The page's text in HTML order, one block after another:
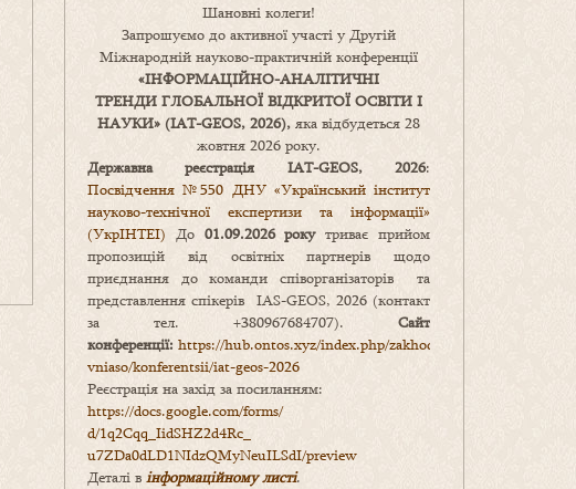
Шановні колеги!
Запрошуємо до активної участі у Другій
Міжнародній науково-практичній конференції
«ІНФОРМАЦІЙНО-АНАЛІТИЧНІ
ТРЕНДИ ГЛОБАЛЬНОЇ ВІДКРИТОЇ ОСВІТИ І
НАУКИ» (IAT-GEOS, 2026), яка відбудеться 28
жовтня 2026 року.
Державна реєстрація IAT-GEOS, 2026:
Посвідчення №550 ДНУ «Український інститут
науково-технічної експертизи та інформації»
(УкрІНТЕІ) До 01.09.2026 рокутриває прийом
пропозицій від освітніх партнерів щодо
приєднання до команди співорганізаторів та
представлення спікерів IAS-GEOS, 2026 (контакт
за тел. +380967684707). Сайт
конференції: https://hub.ontos.xyz/index.php/zakhody-
vniaso/konferentsii/iat-geos-2026
Реєстрація на захід за посиланням:
https://docs.google.com/forms/
d/1q2Cqq_IidSHZ2d4Rc_
u7ZDa0dLD1NIdzQMyNeuILSdI/preview
Деталі в інформаційному листі.